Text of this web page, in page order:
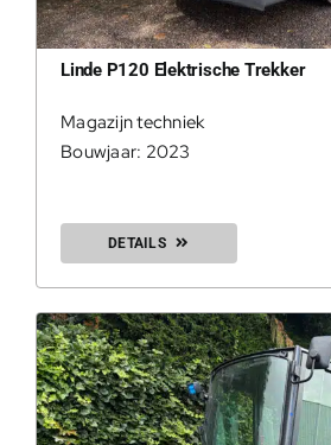
Linde P120 Elektrische Trekker
Magazijn techniek
Bouwjaar: 2023
DETAILS